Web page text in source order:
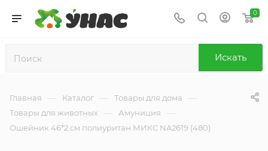
0
Искать
Главная — Каталог — Товары для дома —
Товары для животных — Амуниция —
Ошейник 46*2 см полиуритан МИКС NA2619 (480)